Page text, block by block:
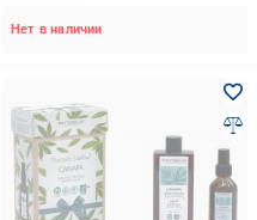
Нет в наличии